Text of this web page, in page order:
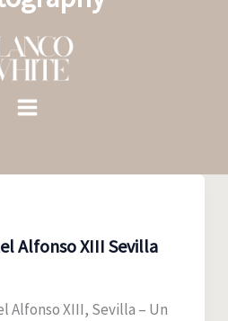
Alfonso XIII Sevilla
Alfonso XIII, Sevilla – Un